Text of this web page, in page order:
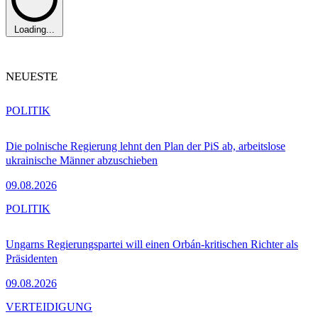
Loading...
NEUESTE
Die polnische Regierung lehnt den Plan der PiS ab, arbeitslose
ukrainische Männer abzuschieben
09.08.2026
POLITIK
Ungarns Regierungspartei will einen Orbán-kritischen Richter als
Präsidenten
09.08.2026
POLITIK
VERTEIDIGUNG